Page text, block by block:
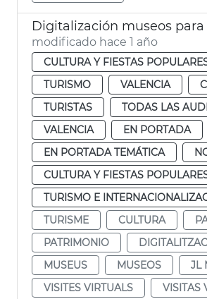
modificado hace 1 año
CULTURA Y FIESTAS
TURISMO
VALENCIA
TURISTAS
TODAS LAS
VALENCIA
EN PORTADA
EN PORTADA TEMÁTICA
CULTURA Y FIESTAS
TURISMO E
TURISME
CULTURA
PATRIMONIO
MUSEUS
MUSEOS
JL
VISITES VIRTUALS
VISITAS